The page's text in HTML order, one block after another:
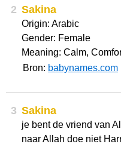
2 Sakina
Origin: Arabic
Gender: Female
Meaning: Calm,
Bron: babynames.com
3 Sakina
je bent de vriend van
naar Allah doe niet